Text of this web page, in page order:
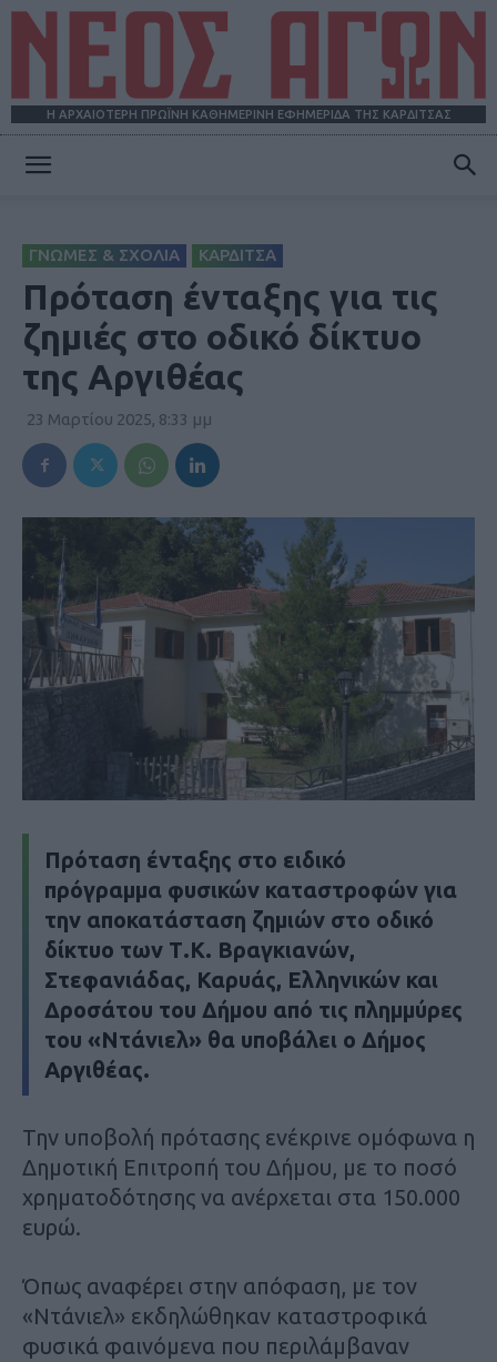
Η ΑΡΧΑΙΟΤΕΡΗ ΠΡΩΪΝΗ ΚΑΘΗΜΕΡΙΝΗ ΕΦΗΜΕΡΙΔΑ ΤΗΣ ΚΑΡΔΙΤΣΑΣ
ΑΓΩΝ
ΓΝΩΜΕΣ & ΣΧΟΛΙΑ ΚΑΡΔΙΤΣΑ
Πρόταση ένταξης για τις
ζημιές στο οδικό δίκτυο
της Αργιθέας
23 Μαρτίου 2025, 8:33 μμ
Πρόταση ένταξης στο ειδικό
πρόγραμμα φυσικών καταστροφών για
την αποκατάσταση ζημιών στο οδικό
δίκτυο των Τ.Κ. Βραγκιανών,
Στεφανιάδας, Καρυάς, Ελληνικών και
Δροσάτου του Δήμου από τις πλημμύρες
του «Ντάνιελ» θα υποβάλει ο Δήμος
Αργιθέας.
Την υποβολή πρότασης ενέκρινε ομόφωνα η
Δημοτική Επιτροπή του Δήμου, με το ποσό
χρηματοδότησης να ανέρχεται στα 150.000
ευρώ.
Όπως αναφέρει στην απόφαση, με τον
«Ντάνιελ» εκδηλώθηκαν καταστροφικά
φυσικά φαινόμενα που περιλάμβαναν